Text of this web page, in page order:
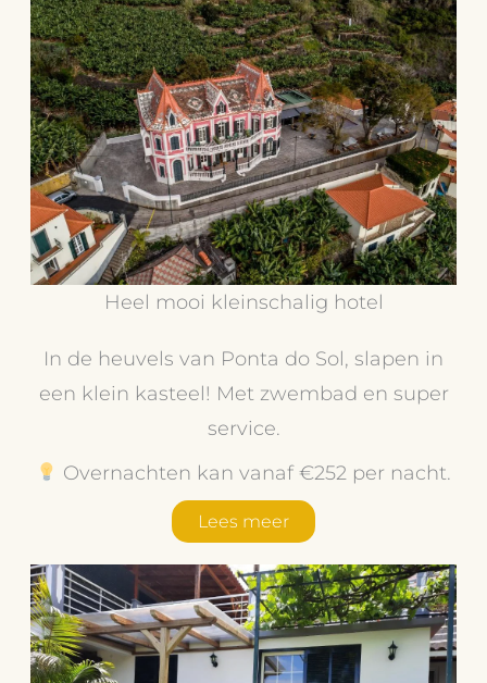
Heel mooi kleinschalig hotel
In de heuvels van Ponta do Sol, slapen in
een klein kasteel! Met zwembad en super
service.
Overnachten kan vanaf €252 per nacht.
Lees meer